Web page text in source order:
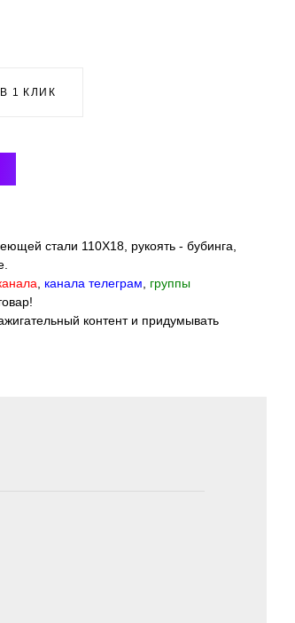
1 КЛИК
стали 110Х18, рукоять - бубинга,
канала телеграм
группы
контент и придумывать